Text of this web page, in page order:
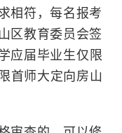
相符，每名报考
区教育委员会签
应届毕业生仅限
首师大定向房山